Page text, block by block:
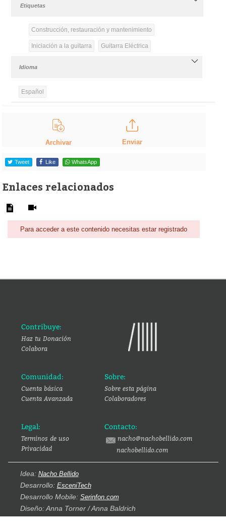
Etiquetas
Construcción, restauración y mantenimiento
Iniciación a la guitarra Guitarra Eléctrica
Idioma
Español
Archivar Enviar
Tweet Like WhatsApp
Enlaces relacionados
Para acceder a este contenido necesitas estar registrado
Contribuye:
Haz tu Donación
Colabora
Comunidad:
Cuenta básica
Cuenta Avanzada
Sobre:
Sobre esta página
Colaboradores
Legal:
Terminos de uso
Privacidad
Contacto:
nacho@nachobellido.com
nachobellido.com
Idea: Nacho Bellido
Desarrollo: EsceniTech
Desarrollo Mobile: Serinfon.com
Diseño: Anna Torner / Anna Baldrich